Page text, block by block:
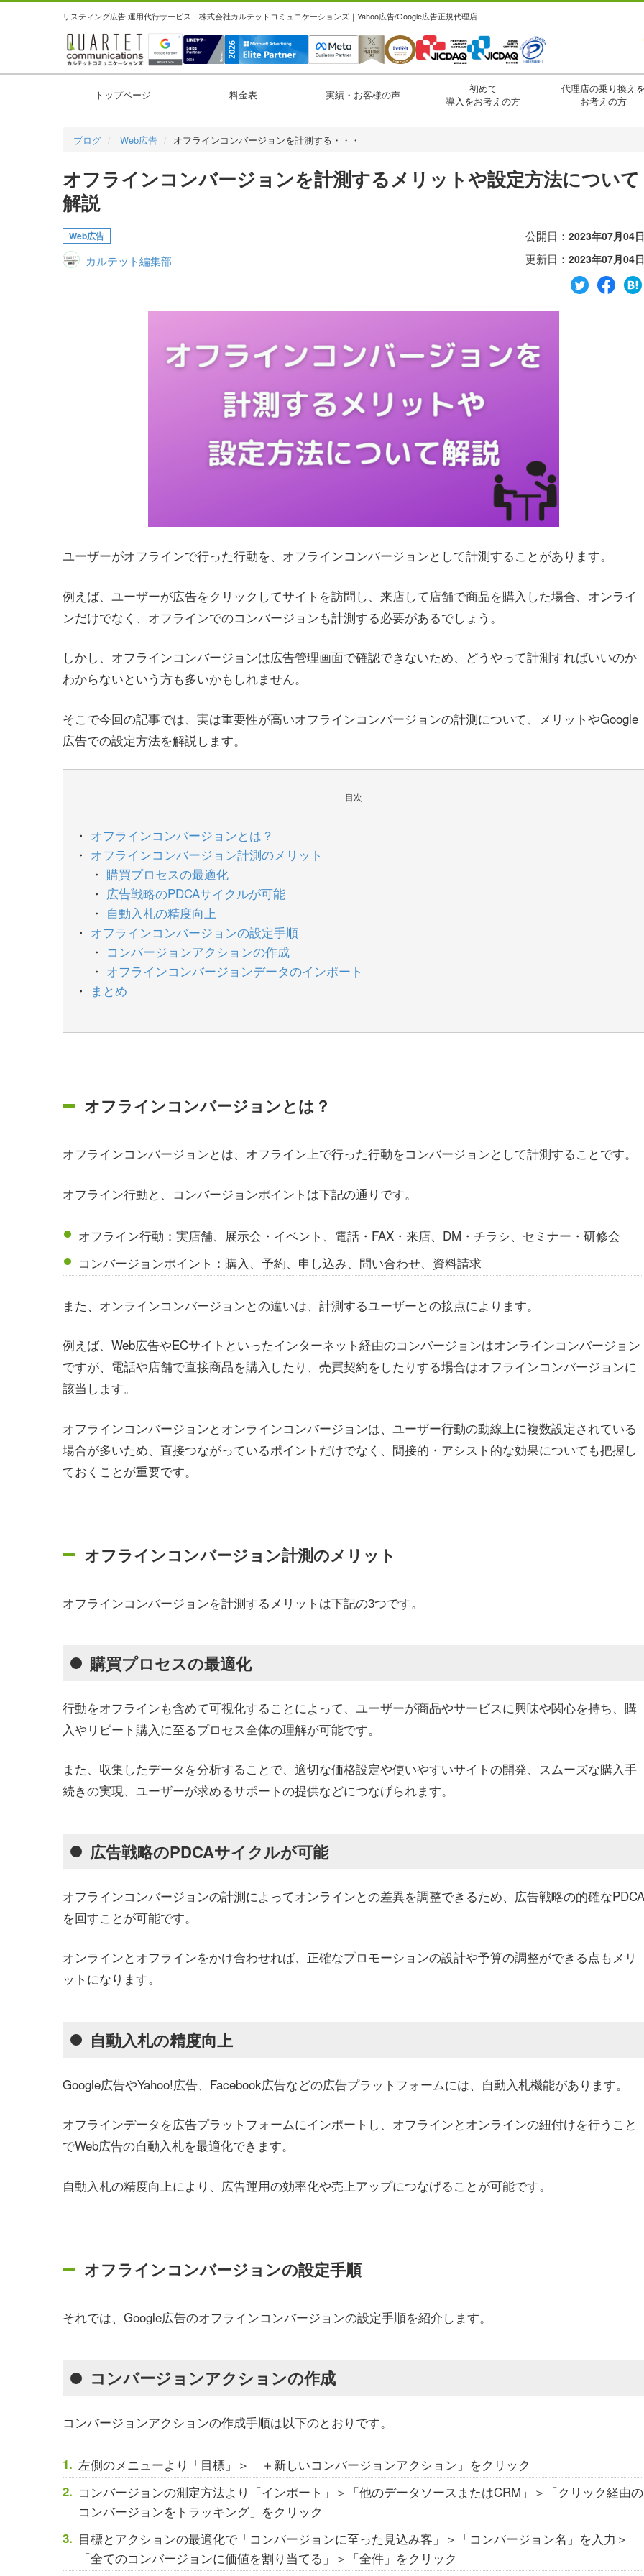
リスティング広告 運用代行サービス｜株式会社カルテットコミュニケーションズ｜Yahoo広告/Google広告正規代理店
トップページ 料金表 実績・お客様の声
初めて
導入をお考えの方
代理店の乗り換え
お考えの方
ブログ Web広告 オフラインコンバージョンを計測する・・・
オフラインコンバージョンを計測するメリットや設定方法について
解説
Web広告
カルテット編集部
公開日： 2023年07月04日
更新日： 2023年07月04日
ユーザーがオフラインで行った行動を、オフラインコンバージョンとして計測することがあります。
例えば、ユーザーが広告をクリックしてサイトを訪問し、来店して店舗で商品を購入した場合、オンライ
ンだけでなく、オフラインでのコンバージョンも計測する必要があるでしょう。
しかし、オフラインコンバージョンは広告管理画面で確認できないため、どうやって計測すればいいのか
わからないという方も多いかもしれません。
そこで今回の記事では、実は重要性が高いオフラインコンバージョンの計測について、メリットやGoogle
広告での設定方法を解説します。
目次
オフラインコンバージョンとは？
オフラインコンバージョン計測のメリット
購買プロセスの最適化
広告戦略のPDCAサイクルが可能
自動入札の精度向上
オフラインコンバージョンの設定手順
コンバージョンアクションの作成
オフラインコンバージョンデータのインポート
まとめ
オフラインコンバージョンとは？
オフラインコンバージョンとは、オフライン上で行った行動をコンバージョンとして計測することです。
オフライン行動と、コンバージョンポイントは下記の通りです。
オフライン行動：実店舗、展示会・イベント、電話・FAX・来店、DM・チラシ、セミナー・研修会
コンバージョンポイント：購入、予約、申し込み、問い合わせ、資料請求
また、オンラインコンバージョンとの違いは、計測するユーザーとの接点によります。
例えば、Web広告やECサイトといったインターネット経由のコンバージョンはオンラインコンバージョン
ですが、電話や店舗で直接商品を購入したり、売買契約をしたりする場合はオフラインコンバージョンに
該当します。
オフラインコンバージョンとオンラインコンバージョンは、ユーザー行動の動線上に複数設定されている
場合が多いため、直接つながっているポイントだけでなく、間接的・アシスト的な効果についても把握し
ておくことが重要です。
オフラインコンバージョン計測のメリット
オフラインコンバージョンを計測するメリットは下記の3つです。
購買プロセスの最適化
行動をオフラインも含めて可視化することによって、ユーザーが商品やサービスに興味や関心を持ち、購
入やリピート購入に至るプロセス全体の理解が可能です。
また、収集したデータを分析することで、適切な価格設定や使いやすいサイトの開発、スムーズな購入手
続きの実現、ユーザーが求めるサポートの提供などにつなげられます。
広告戦略のPDCAサイクルが可能
オフラインコンバージョンの計測によってオンラインとの差異を調整できるため、広告戦略の的確なPDCA
を回すことが可能です。
オンラインとオフラインをかけ合わせれば、正確なプロモーションの設計や予算の調整ができる点もメリ
ットになります。
自動入札の精度向上
Google広告やYahoo!広告、Facebook広告などの広告プラットフォームには、自動入札機能があります。
オフラインデータを広告プラットフォームにインポートし、オフラインとオンラインの紐付けを行うこと
でWeb広告の自動入札を最適化できます。
自動入札の精度向上により、広告運用の効率化や売上アップにつなげることが可能です。
オフラインコンバージョンの設定手順
それでは、Google広告のオフラインコンバージョンの設定手順を紹介します。
コンバージョンアクションの作成
コンバージョンアクションの作成手順は以下のとおりです。
左側のメニューより「目標」＞「＋新しいコンバージョンアクション」をクリック
コンバージョンの測定方法より「インポート」＞「他のデータソースまたはCRM」＞「クリック経由の
コンバージョンをトラッキング」をクリック
目標とアクションの最適化で「コンバージョンに至った見込み客」＞「コンバージョン名」を入力＞
「全てのコンバージョンに価値を割り当てる」＞「全件」をクリック